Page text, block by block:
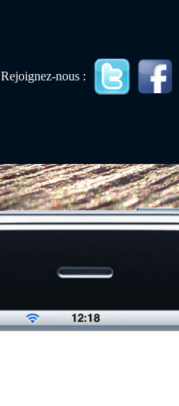
Rejoignez-nous :